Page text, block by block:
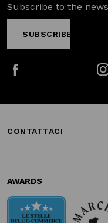
Subscribe to the
SUBSCRIBE
CONTATTACI
AWARDS